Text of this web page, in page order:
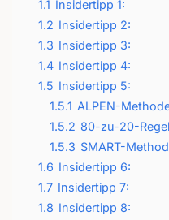
1.1 Insidertipp 1:
1.2 Insidertipp 2:
1.3 Insidertipp 3:
1.4 Insidertipp 4:
1.5 Insidertipp 5:
1.5.1 ALPEN-
1.5.2 80-zu-20-
1.5.3 SMART-
1.6 Insidertipp 6:
1.7 Insidertipp 7:
1.8 Insidertipp 8: